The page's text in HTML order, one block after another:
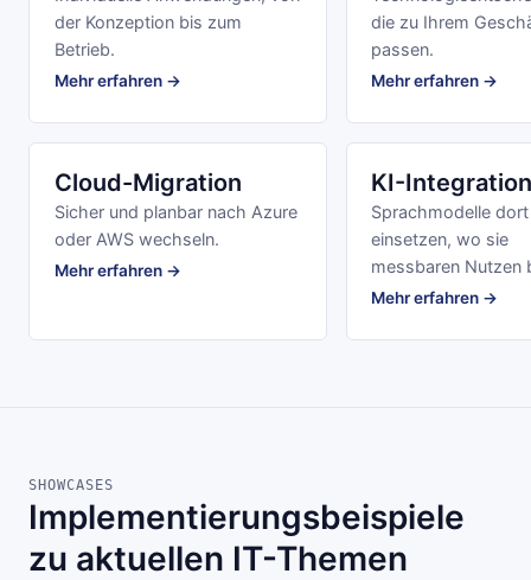
der Konzeption bis zum
Betrieb.
Mehr erfahren →
die zu Ihrem
passen.
Mehr erfahren →
Cloud-Migration
Sicher und planbar nach Azure
oder AWS wechseln.
Mehr erfahren →
KI-
Sprachmodelle dort
einsetzen, wo sie
messbaren Nutzen
Mehr erfahren →
SHOWCASES
Implementierungsbeispiele
zu aktuellen IT-Themen